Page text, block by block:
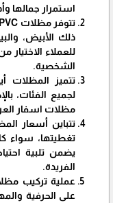
استمرار جمالها
ذلك الأبيض،
للعملاء
الشخصية.
تتميز المظلات
لجميع الفئات،
مظلات اسفار
تتباين أسعار
تغطيتها، سواء
يضمن تلبية
الفريدة.
على الحرفية